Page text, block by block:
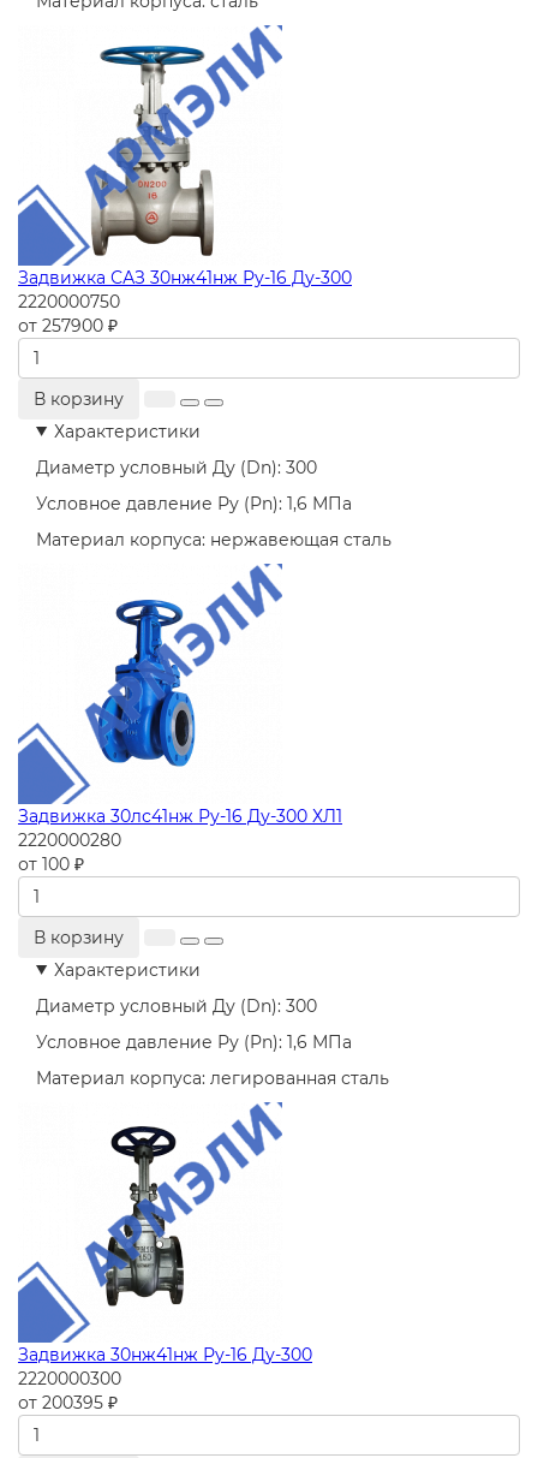
Задвижка САЗ 30нж41нж Ру-16 Ду-300
2220000750
от 257900 ₽
В корзину
Характеристики
Диаметр условный Ду (Dn): 300
Условное давление Ру (Pn): 1,6 МПа
Материал корпуса: нержавеющая сталь
Задвижка 30лс41нж Ру-16 Ду-300 ХЛ1
2220000280
от 100 ₽
В корзину
Характеристики
Диаметр условный Ду (Dn): 300
Условное давление Ру (Pn): 1,6 МПа
Материал корпуса: легированная сталь
Задвижка 30нж41нж Ру-16 Ду-300
2220000300
от 200395 ₽